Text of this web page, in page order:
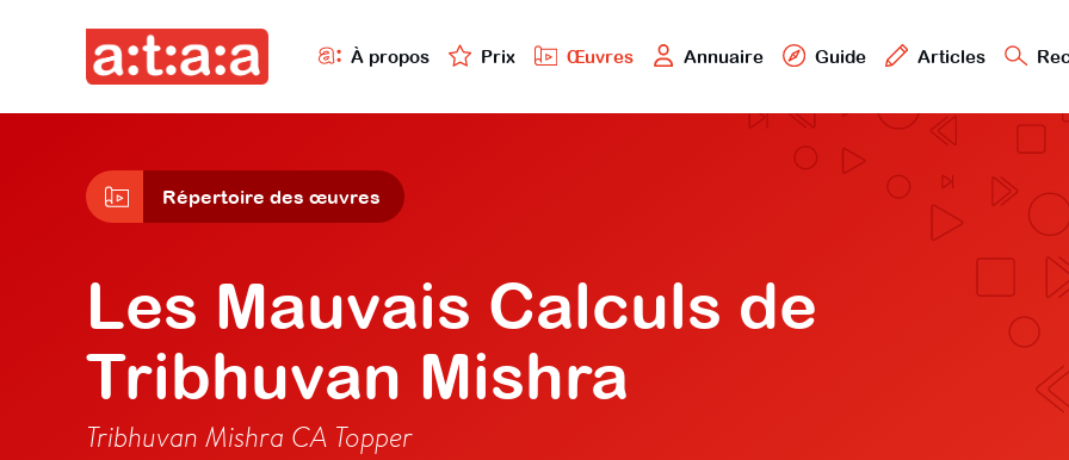
À propos Prix Œuvres Annuaire Guide Articles
Répertoire des œuvres
Les Mauvais Calculs de
Tribhuvan Mishra
Tribhuvan Mishra CA Topper